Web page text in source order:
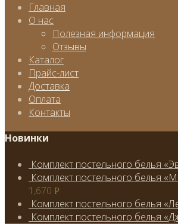
Главная
О нас
Полезная информация
Отзывы
Каталог
Прайс-лист
Доставка
Оплата
Контакты
Новинки
Комплект постельного белья
Комплект постельного белья
1,670 Р
Комплект постельного белья
Комплект постельного белья